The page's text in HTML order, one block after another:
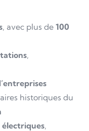
, avec plus de 100
,
historiques du
électriques,